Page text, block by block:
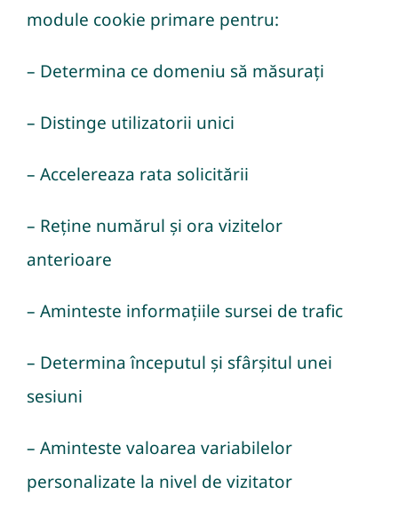
module cookie primare pentru:
– Determina ce domeniu să măsurați
– Distinge utilizatorii unici
– Accelereaza rata solicitării
– Reține numărul și ora vizitelor
anterioare
– Aminteste informațiile sursei de trafic
– Determina începutul și sfârșitul unei
sesiuni
– Aminteste valoarea variabilelor
personalizate la nivel de vizitator